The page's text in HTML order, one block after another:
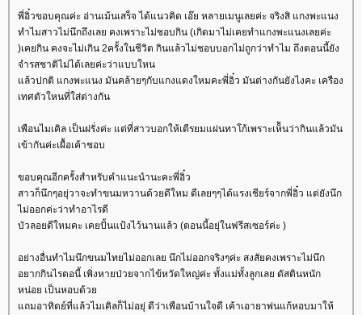
พี่อิ๋วขอบคุณค่ะ อ่านเม้นเสร็จ ได้แนวคิด เอ๊ย หลายเมนูเลยค่ะ จริงสิ แกงพะแนง
ทำไมสาวไม่นึกถึงเลย คงเพราะไม่ชอบกิน (เกิดมาไม่เคยทำแกงพะแนงเลยค่ะ
)เคยกิน คงจะไม่เกิน 2ครั้งในชีวิต กินแล้วไม่ชอบบอกไม่ถูกว่าทำไม ถึงตอนนี้ยัง
จำรสชาติไม่ได้เลยค่ะว่าแบบใหน
ล้วปกติ แกงพะแนง มันคล้ายๆกับแกงแดงใหมคะพี่อิ๋ว มันต่างกันยังไงคะ เครือง
เทศตัวใหนที่ใส่ต่างกัน
เพือนไมเคิล เป็นฝรั่งค่ะ แต่ที่สาวบอกให้เตีรยมแผ่นทาโก้เพราะเห็ันว่ากินแล้วมัน
เข้ากันค่ะเผื้อเค้าชอบ
ขอบคุณอีกครั้งสำหรับคำแนะนำนะคะพี่อิ๋ว
สาวก็นึกๆอยุ่วาจะทำขนมหวานด้วยดีใหม ดีเลยๆๆได้แรงเชียร์จากพี่อิ๋ว แต่ยังนึก
ไม่ออกค่ะว่าทำอาไรดี
บัวลอยดีใหมคะ เคยปั้นแป้งไว้นานแล้ว (ตอนนี้อยุ่ในฟรีสเซอร์ค่ะ )
อย่างอื่นทำไมนึกขนมไทยไม่ออกเลย นึกไม่ออกจริงๆค่ะ สงสัยคงเพราะไม่นึก
อยากกินไรตอนี้ เพิ่งหายป่วยจากไข้หวัดใหญ่ค่ะ ทั้งแม่ทั้งลูกเลย ดัสตินหนัก
หน่อย เป็นหอบด้ว
ถมอาทิตย์ที่แล้วไมเคิลก็ไม่อยุ่ ดีว่าเพือนบ้านใจดี เค้าเอายาพ่นแก้หอบมาให้